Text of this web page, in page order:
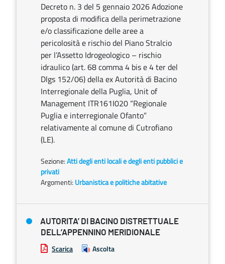
Decreto n. 3 del 5 gennaio 2026 Adozione
proposta di modifica della perimetrazione
e/o classificazione delle aree a
pericolosità e rischio del Piano Stralcio
per l’Assetto Idrogeologico – rischio
idraulico (art. 68 comma 4 bis e 4 ter del
Dlgs 152/06) della ex Autorità di Bacino
Interregionale della Puglia, Unit of
Management ITR161I020 “Regionale
Puglia e interregionale Ofanto”
relativamente al comune di Cutrofiano
(LE).
Sezione:Atti degli enti locali e degli enti pubblici e
privati
Argomenti: Urbanistica e politiche abitative
AUTORITA’ DI BACINO DISTRETTUALE
DELL’APPENNINO MERIDIONALE
Scarica Ascolta